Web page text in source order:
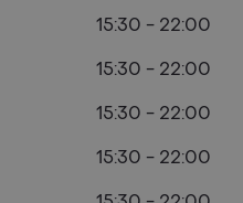
15:30 - 22:00
15:30 - 22:00
15:30 - 22:00
15:30 - 22:00